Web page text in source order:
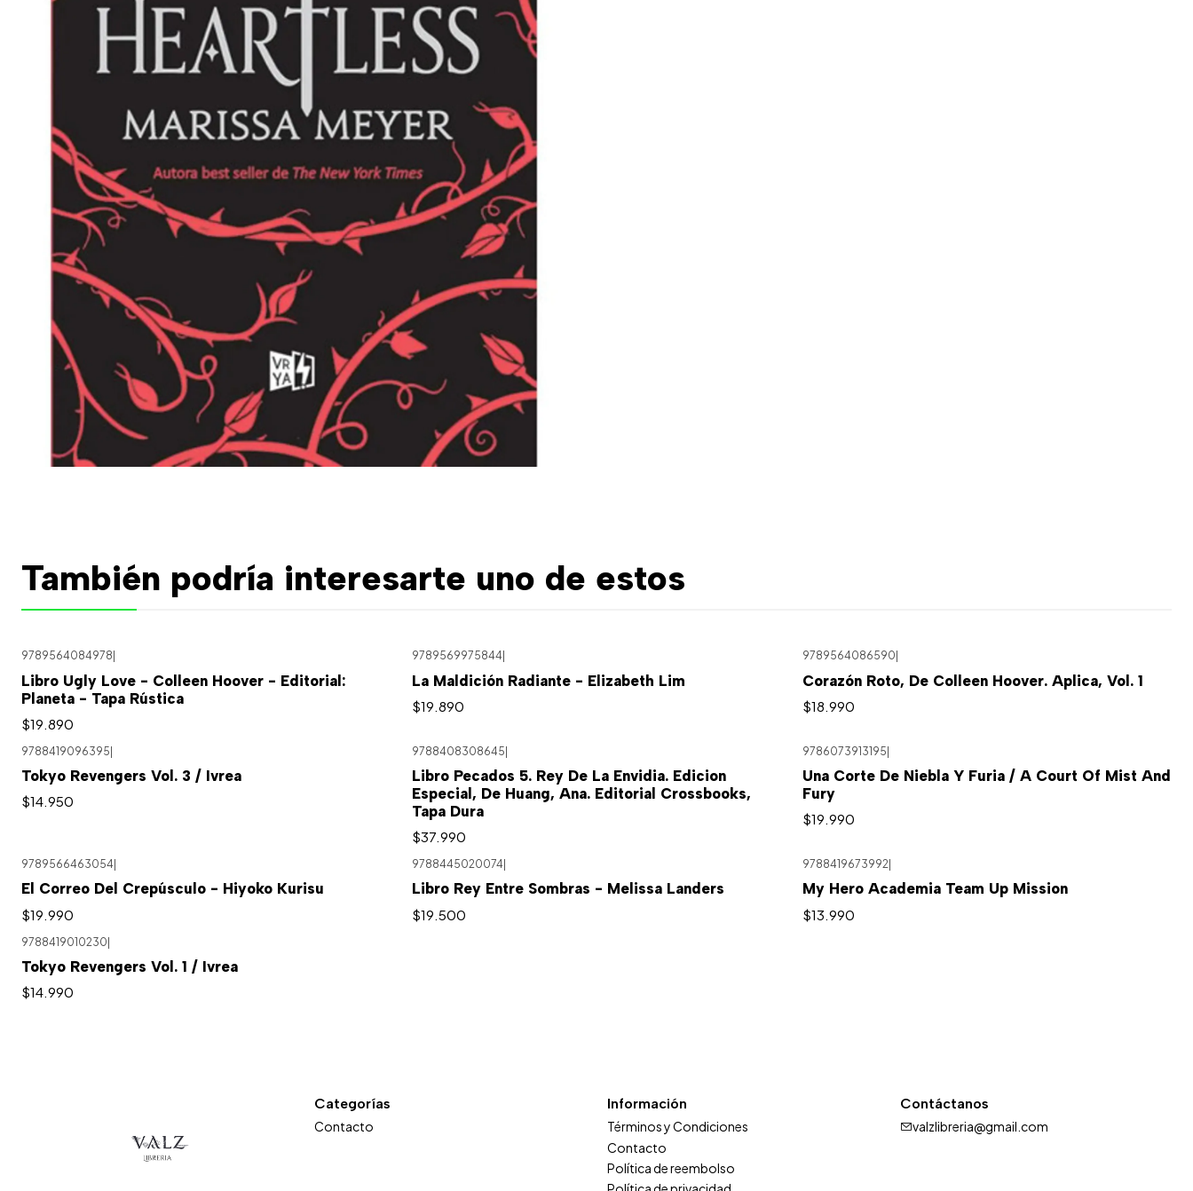
También podría interesarte uno de estos
9789564084978
Libro Ugly Love - Colleen Hoover - Editorial:
Planeta - Tapa Rústica
$19.890
9789569975844
La Maldición Radiante - Elizabeth Lim
$19.890
9789564086590
Corazón Roto, De Colleen Hoover. Aplica, Vol. 1
$18.990
9788419096395
Tokyo Revengers Vol. 3 / Ivrea
$14.950
9788408308645
Libro Pecados 5. Rey De La Envidia. Edicion
Especial, De Huang, Ana. Editorial Crossbooks,
Tapa Dura
$37.990
9786073913195
Una Corte De Niebla Y Furia / A Court Of Mist And
Fury
$19.990
9789566463054
El Correo Del Crepúsculo - Hiyoko Kurisu
$19.990
9788445020074
Libro Rey Entre Sombras - Melissa Landers
$19.500
9788419673992|
My Hero Academia Team Up Mission
$13.990
9788419010230|
Tokyo Revengers Vol. 1 / Ivrea
$14.990
Categorías
Contacto
Información
Términos y Condiciones
Contacto
Política de reembolso
Contáctanos
valzlibreria@gmail.com